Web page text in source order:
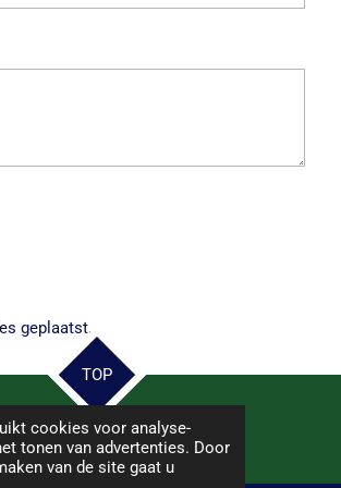
cookies voor analyse-
tonen van advertenties. Door
van de site gaat u
geplaatst.
TOP